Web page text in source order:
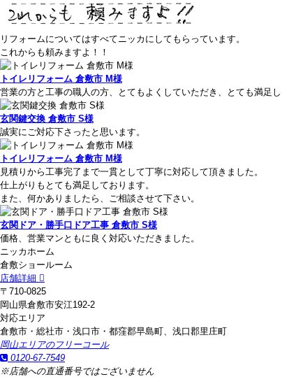
リフォームについてはすべてニッカにしてもらっています。
これからも頼みますよ！！
トイレリフォーム 倉敷市 M様
営業の方と工事の職人の方、とてもよくしていただき、とても満足し
玄関鍵交換 倉敷市 S様
誠実にご対応下さったと思います。
トイレリフォーム 倉敷市 M様
見積りから工事完了まで一貫として丁寧に対応して頂きました。
仕上がりもとても満足しております。
また、何かありましたら、ご相談させて下さい。
玄関ドア・勝手口ドア工事 倉敷市 S様
価格、営業マンともに良く対応いただきました。
ニッカホーム
倉敷ショールーム
店舗詳細
〒710-0825
岡山県倉敷市安江192-2
対応エリア
倉敷市・総社市・浅口市・都窪郡早島町、浅口郡里庄町
岡山エリアのフリーコール
0120-67-7549
※店舗への直通番号ではございません